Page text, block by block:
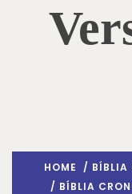
HOME / BÍBLIA
/ BÍBLIA